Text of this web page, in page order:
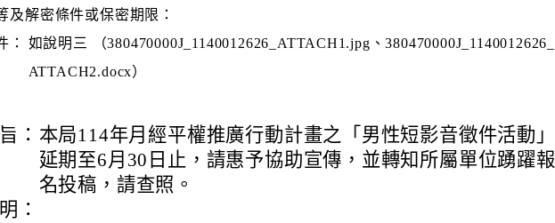
及解密條件或保密期限：
：
如說明三 （380470000J_1140012626_ATTACH1.jpg、380470000J_1140012626_
ATTACH2.docx）
： 本局114年月經平權推廣行動計畫之「男性短影音徵件活動」
延期至6月30日止，請惠予協助宣傳，並轉知所屬單位踴躍報
名投稿，請查照。
：